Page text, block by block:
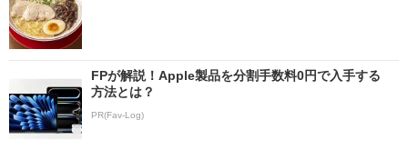
FPが解説！Apple製品を分割手数料0円で入手する
方法とは？
PR(Fav-Log)